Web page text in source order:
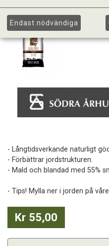
- Långtidsverkande naturligt
- Förbättrar jordstrukturen.
- Mald och blandad med 55%
- Tips! Mylla ner i jorden på
Kr 55,00
Endast nödvändiga